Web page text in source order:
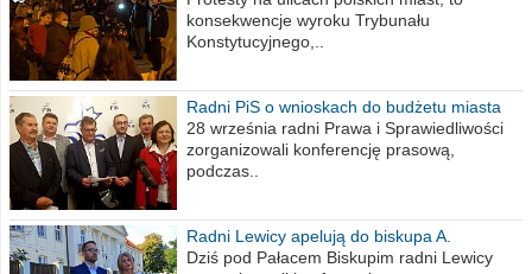
konsekwencje wyroku Trybunału
Konstytucyjnego,..
Radni PiS o wnioskach do budżetu miasta
na 2021 rok
28 września radni Prawa i Sprawiedliwości
zorganizowali konferencję prasową,
podczas..
Radni Lewicy apelują do biskupa A.
Wiesława Meringa
Dziś pod Pałacem Biskupim radni Lewicy